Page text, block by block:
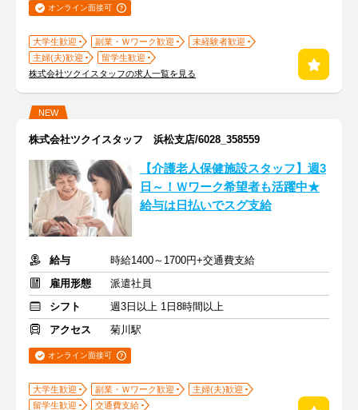
オンライン面接可
大学生歓迎 副業・Ｗワーク歓迎
未経験者歓迎
主婦(夫)歓迎
留学生歓迎
株式会社ツクイスタッフの求人一覧を見る
NEW
株式会社ツクイスタッフ 浜松支店/6028_358559
【介護老人保健施設スタッフ】週3
日～！Ｗワーク希望者も活躍中★
給与は日払いでスグ支給
給与
時給1400～1700円+交通費支給
雇用形態
派遣社員
シフト
週3日以上 1日8時間以上
アクセス
菊川駅
オンライン面接可
大学生歓迎 副業・Ｗワーク歓迎
主婦(夫)歓迎
留学生歓迎
交通費支給